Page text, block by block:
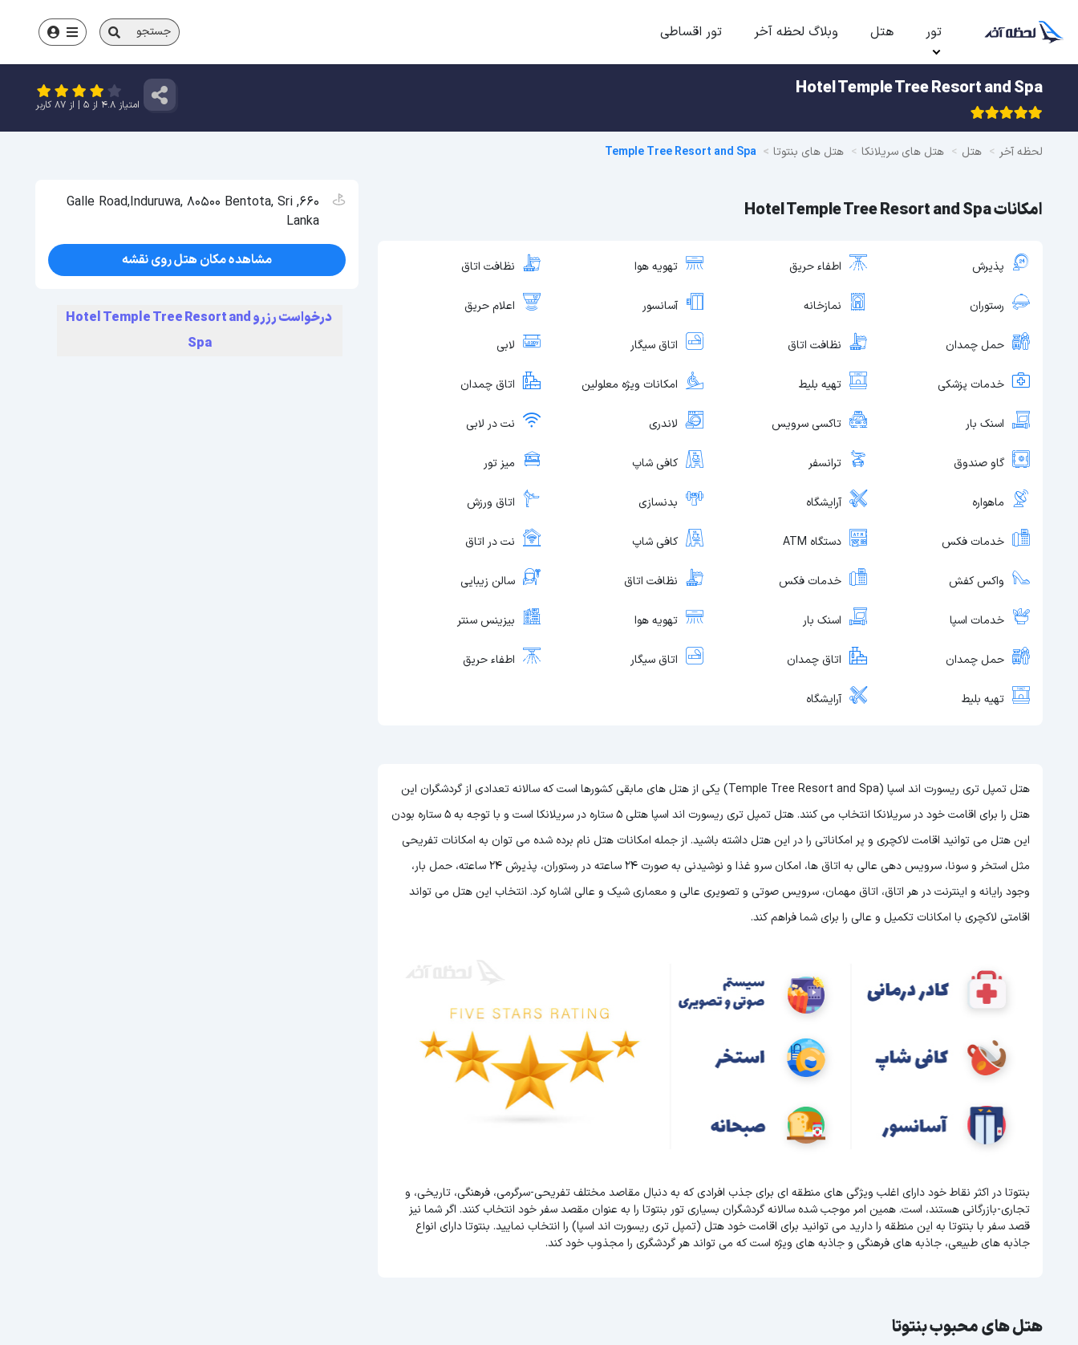
تور هتل وبلاگ لحظه آخر تور اقساطی جستجو
Hotel Temple Tree Resort and Spa
امتیاز 4.8 از 5 | از 87 کاربر
لحظه آخر هتل هتل های سریلانکا هتل های بنتوتا Temple Tree Resort and Spa
امکانات Hotel Temple Tree Resort and Spa
پذیرش اطفاء حریق تهویه هوا نظافت اتاق
رستوران نمازخانه آسانسور اعلام حریق
حمل چمدان نظافت اتاق اتاق سیگار لابی
خدمات پزشکی تهیه بلیط امکانات ویژه معلولین اتاق چمدان
اسنک بار تاکسی سرویس لاندری نت در لابی
گاو صندوق ترانسفر کافی شاپ میز تور
ماهواره آرایشگاه بدنسازی اتاق ورزش
خدمات فکس دستگاه ATM کافی شاپ نت در اتاق
واکس کفش خدمات فکس نظافت اتاق سالن زیبایی
خدمات اسپا اسنک بار تهویه هوا بیزینس سنتر
حمل چمدان اتاق چمدان اتاق سیگار اطفاء حریق
تهیه بلیط آرایشگاه
هتل تمپل تری ریسورت اند اسپا (Temple Tree Resort and Spa) یکی از هتل های مابقی کشورها است که سالانه تعدادی از گردشگران این
هتل را برای اقامت خود در سریلانکا انتخاب می کنند. هتل تمپل تری ریسورت اند اسپا هتلی 5 ستاره در سریلانکا است و با توجه به 5 ستاره بودن
این هتل می توانید اقامت لاکچری و پر امکاناتی را در این هتل داشته باشید. از جمله امکانات هتل نام برده شده می توان به امکانات تفریحی
مثل استخر و سونا، سرویس دهی عالی به اتاق ها، امکان سرو غذا و نوشیدنی به صورت 24 ساعته در رستوران، پذیرش 24 ساعته، حمل بار،
وجود رایانه و اینترنت در هر اتاق، اتاق مهمان، سرویس صوتی و تصویری عالی و معماری شیک و عالی اشاره کرد. انتخاب این هتل می تواند
اقامتی لاکچری با امکانات تکمیل و عالی را برای شما فراهم کند.
بنتوتا در اکثر نقاط خود دارای اغلب ویژگی های منطقه ای برای جذب افرادی که به دنبال مقاصد مختلف تفریحی-سرگرمی، فرهنگی، تاریخی، و
تجاری-بازرگانی هستند، است. همین امر موجب شده سالانه گردشگران بسیاری تور بنتوتا را به عنوان مقصد سفر خود انتخاب کنند. اگر شما نیز
قصد سفر با بنتوتا به این منطقه را دارید می توانید برای اقامت خود هتل (تمپل تری ریسورت اند اسپا) را انتخاب نمایید. بنتوتا دارای انواع
جاذبه های طبیعی، جاذبه های فرهنگی و جاذبه های ویژه است که می تواند هر گردشگری را مجذوب خود کند.
هتل های محبوب بنتوتا
660, Galle Road,Induruwa, 80500 Bentota, Sri
Lanka
مشاهده مکان هتل روی نقشه
درخواست رزرو Hotel Temple Tree Resort and
Spa